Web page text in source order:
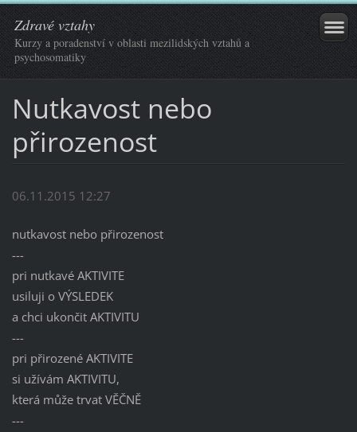
Zdravé vztahy
Kurzy a poradenství v oblasti mezilidských vztahů a
psychosomatiky
Nutkavost nebo
přirozenost
06.11.2015 12:27
nutkavost nebo přirozenost
---
pri nutkavé AKTIVITE
usiluji o VÝSLEDEK
a chci ukončit AKTIVITU
---
pri přirozené AKTIVITE
si užívám AKTIVITU,
která může trvat VĚČNĚ
---